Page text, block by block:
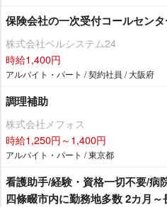
保険会社の一次受付コールセン
株式会社ベルシステム24
時給1,400円
アルバイト・パート / 契約社員 / 大阪府
調理補助
株式会社メフォス
時給1,250円～1,400円
アルバイト・パート / 東京都
看護助手/経験・資格一切不要/病
四條畷市内に勤務地多数 2カ月～